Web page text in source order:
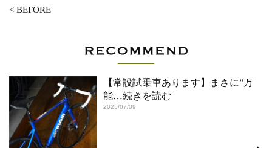
<BEFORE
【常設試乗車あります】まさに”万
能…続きを読む
2025/07/09